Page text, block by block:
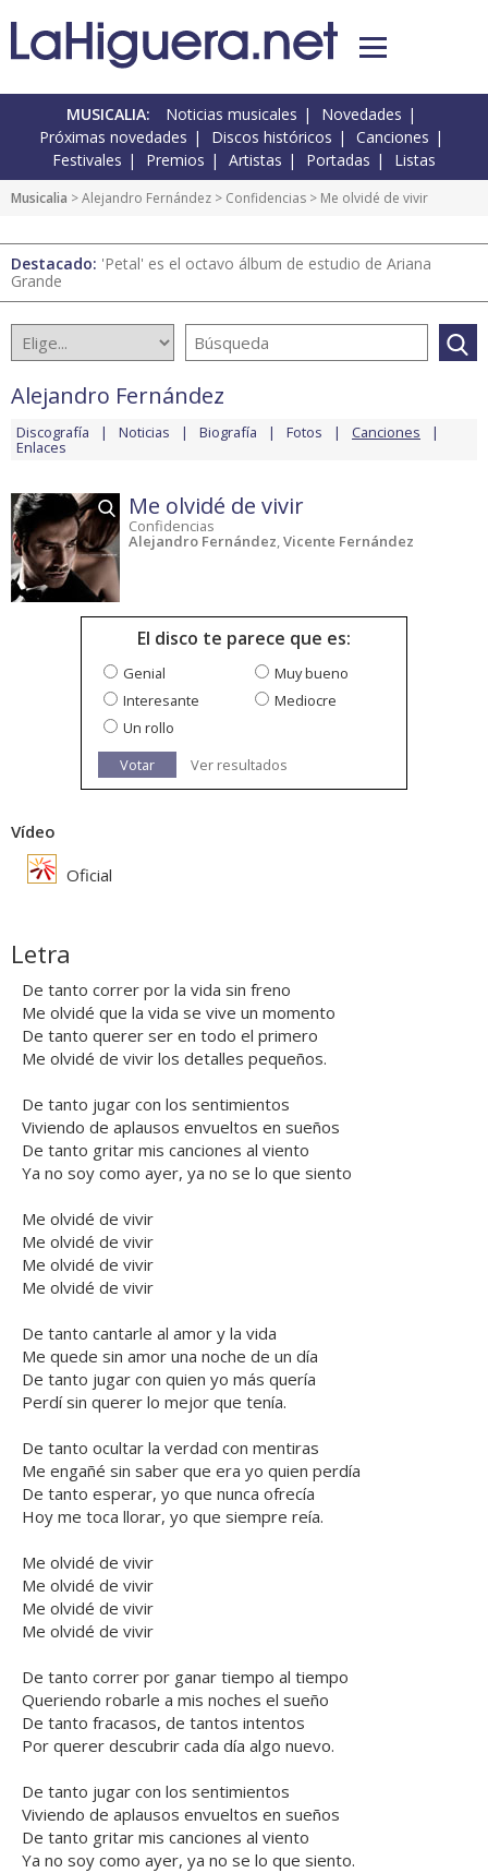
MUSICALIA: Noticias musicales
Novedades
Próximas novedades
Discos históricos
Canciones
Festivales
Premios Artistas Portadas Listas
Musicalia >Alejandro Fernández > Confidencias > Me olvidé de vivir
Destacado: 'Petal' es el octavo álbum de estudio de Ariana
Grande
Alejandro Fernández
Discografía Noticias Biografía Fotos Canciones
Enlaces
Me olvidé de vivir
Confidencias
Alejandro Fernández,Vicente Fernández
El disco te parece que es:
Genial
Muy bueno
Interesante
Mediocre
Un rollo
Votar
Ver resultados
Vídeo
Oficial
Letra
De tanto correr por la vida sin freno
Me olvidé que la vida se vive un momento
De tanto querer ser en todo el primero
Me olvidé de vivir los detalles pequeños.
De tanto jugar con los sentimientos
Viviendo de aplausos envueltos en sueños
De tanto gritar mis canciones al viento
Ya no soy como ayer, ya no se lo que siento
Me olvidé de vivir
Me olvidé de vivir
Me olvidé de vivir
Me olvidé de vivir
De tanto cantarle al amor y la vida
Me quede sin amor una noche de un día
De tanto jugar con quien yo más quería
Perdí sin querer lo mejor que tenía.
De tanto ocultar la verdad con mentiras
Me engañé sin saber que era yo quien perdía
De tanto esperar, yo que nunca ofrecía
Hoy me toca llorar, yo que siempre reía.
Me olvidé de vivir
Me olvidé de vivir
Me olvidé de vivir
Me olvidé de vivir
De tanto correr por ganar tiempo al tiempo
Queriendo robarle a mis noches el sueño
De tanto fracasos, de tantos intentos
Por querer descubrir cada día algo nuevo.
De tanto jugar con los sentimientos
Viviendo de aplausos envueltos en sueños
De tanto gritar mis canciones al viento
Ya no soy como ayer, ya no se lo que siento.